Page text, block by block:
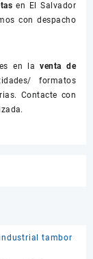
en El Salvador
con despacho
en laventa de
formatos
Contacte con